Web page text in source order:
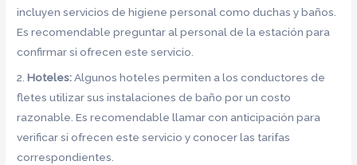
incluyen servicios de higiene personal como duchas y baños.
Es recomendable preguntar al personal de la estación para
confirmar si ofrecen este servicio.
2.Hoteles:Algunos hoteles permiten a los conductores de
fletes utilizar sus instalaciones de baño por un costo
razonable. Es recomendable llamar con anticipación para
verificar si ofrecen este servicio y conocer las tarifas
correspondientes.